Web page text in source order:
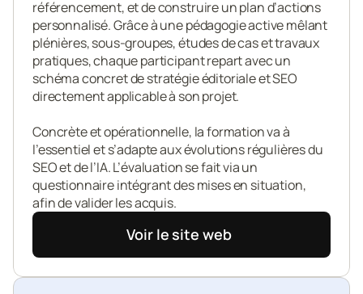
référencement, et de construire un plan d’actions
personnalisé. Grâce à une pédagogie active mêlant
plénières, sous-groupes, études de cas et travaux
pratiques, chaque participant repart avec un
schéma concret de stratégie éditoriale et SEO
directement applicable à son projet.
Concrète et opérationnelle, la formation va à
l’essentiel et s’adapte aux évolutions régulières du
SEO et de l’IA. L’évaluation se fait via un
questionnaire intégrant des mises en situation,
afin de valider les acquis.
Voir le site web